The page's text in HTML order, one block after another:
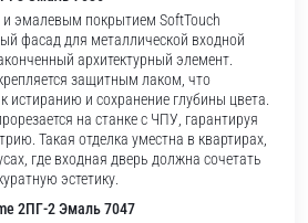
эмалевым покрытием SoftTouch
фасад для металлической входной
архитектурный элемент.
защитным лаком, что
истиранию и сохранение глубины цвета.
на станке с ЧПУ, гарантируя
Такая отделка уместна в квартирах,
где входная дверь должна сочетать
эстетику.
2ПГ-2 Эмаль 7047